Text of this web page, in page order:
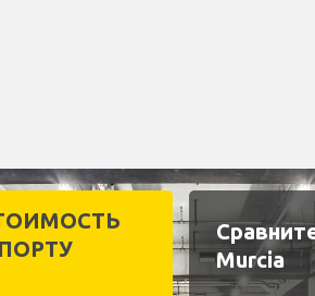
Murcia